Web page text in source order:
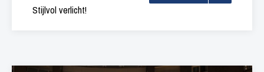
Stijlvol verlicht!